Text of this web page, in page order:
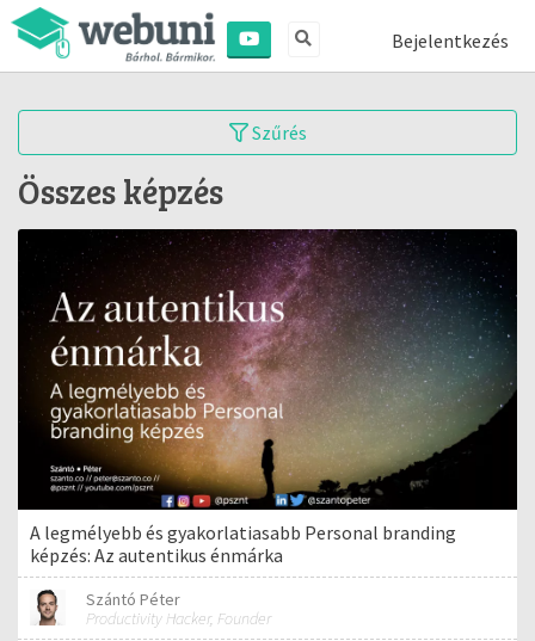
Bejelentkezés
Szűrés
Összes képzés
A legmélyebb és gyakorlatiasabb Personal branding
képzés: Az autentikus énmárka
Szántó Péter
Productivity Hacker, Founder